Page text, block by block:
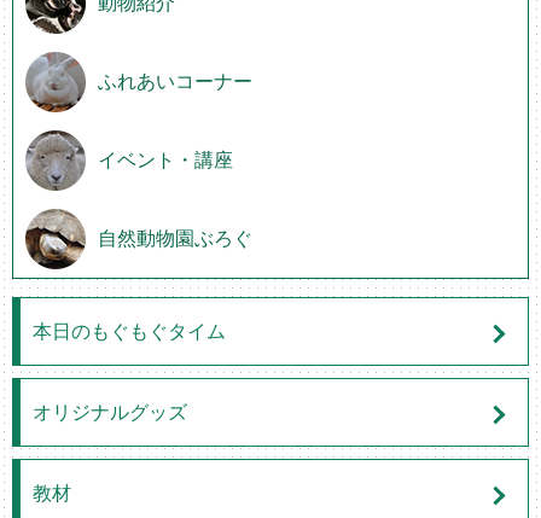
ふれあいコーナー
イベント・講座
自然動物園ぶろぐ
本日のもぐもぐタイム
オリジナルグッズ
教材